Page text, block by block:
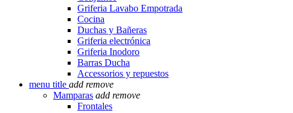
Griferia Lavabo Empotrada
Cocina
Duchas y Bañeras
Griferia electrónica
Griferia Inodoro
Barras Ducha
Accessorios y repuestos
menu title add remove
Mamparas add remove
Frontales